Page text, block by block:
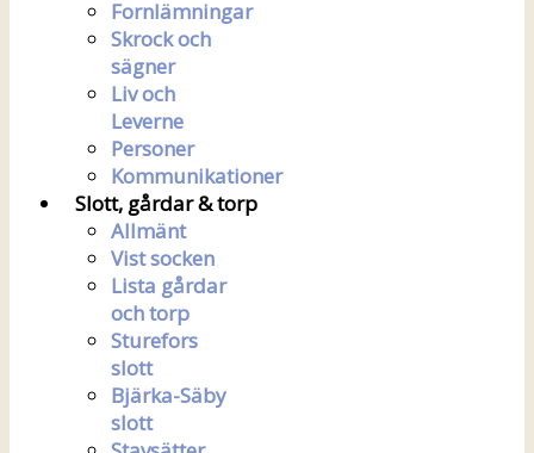
Fornlämningar
Skrock och
sägner
Liv och
Leverne
Personer
Kommunikationer
Slott, gårdar & torp
Allmänt
Vist socken
Lista gårdar
och torp
Sturefors
slott
Bjärka-Säby
slott